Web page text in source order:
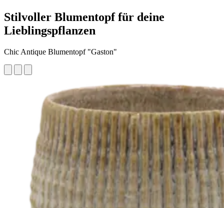
Stilvoller Blumentopf für deine
Lieblingspflanzen
Chic Antique Blumentopf "Gaston"